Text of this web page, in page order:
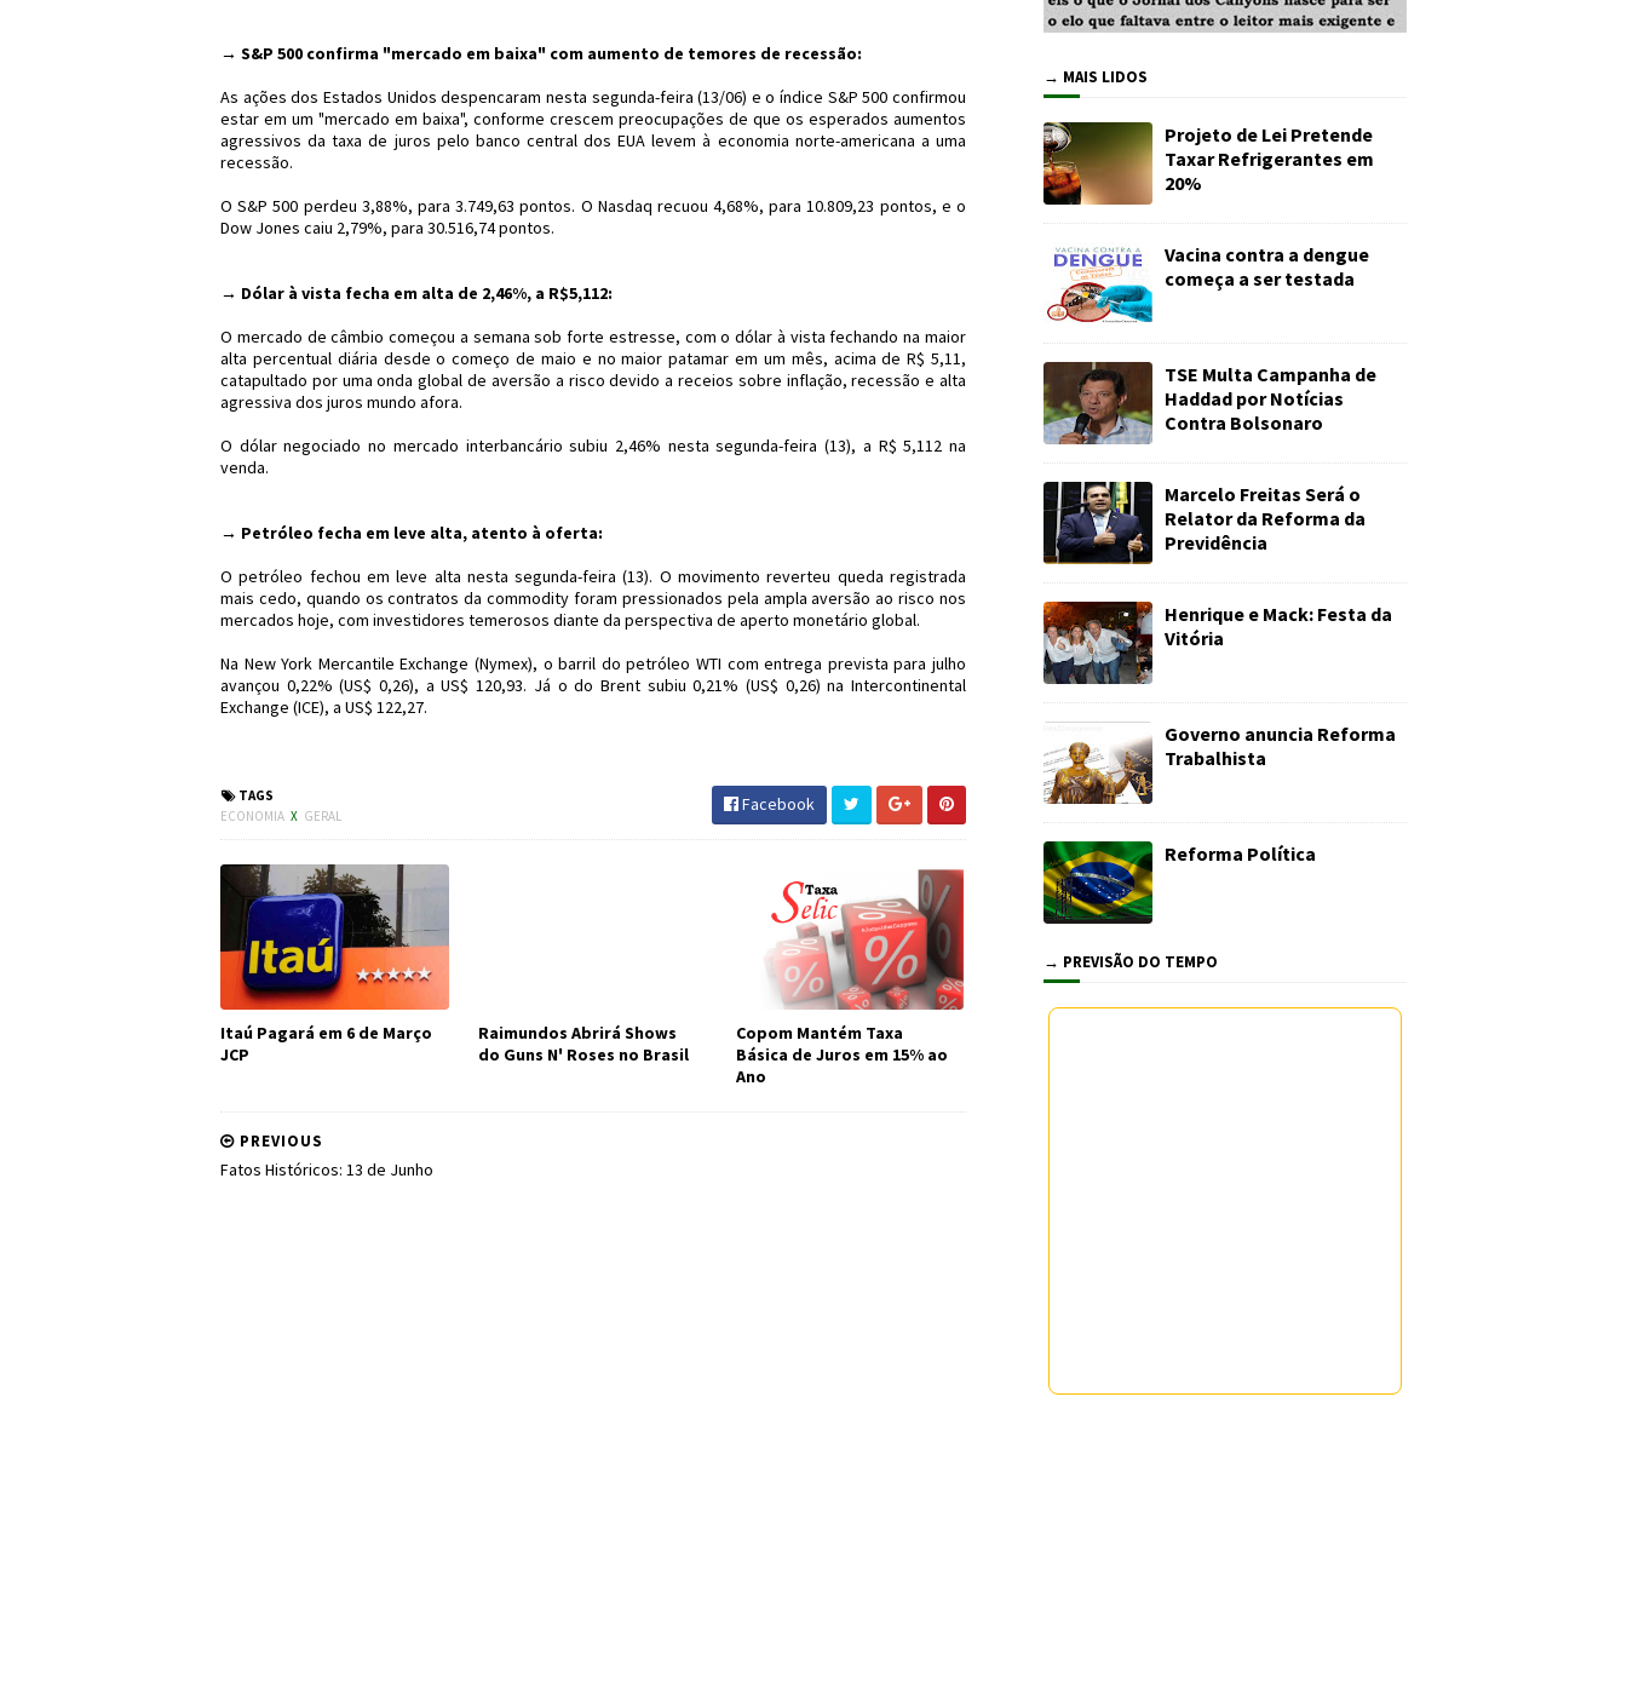
→ S&P 500 confirma "mercado em baixa" com aumento de temores de recessão:
As ações dos Estados Unidos despencaram nesta segunda-feira (13/06) e o índice S&P 500 confirmou
estar em um "mercado em baixa", conforme crescem preocupações de que os esperados aumentos
agressivos da taxa de juros pelo banco central dos EUA levem à economia norte-americana a uma
recessão.
O S&P 500 perdeu 3,88%, para 3.749,63 pontos. O Nasdaq recuou 4,68%, para 10.809,23 pontos, e o
Dow Jones caiu 2,79%, para 30.516,74 pontos.
→ Dólar à vista fecha em alta de 2,46%, a R$5,112:
O mercado de câmbio começou a semana sob forte estresse, com o dólar à vista fechando na maior
alta percentual diária desde o começo de maio e no maior patamar em um mês, acima de R$ 5,11,
catapultado por uma onda global de aversão a risco devido a receios sobre inflação, recessão e alta
agressiva dos juros mundo afora.
O dólar negociado no mercado interbancário subiu 2,46% nesta segunda-feira (13), a R$ 5,112 na
venda.
→ Petróleo fecha em leve alta, atento à oferta:
O petróleo fechou em leve alta nesta segunda-feira (13). O movimento reverteu queda registrada
mais cedo, quando os contratos da commodity foram pressionados pela ampla aversão ao risco nos
mercados hoje, com investidores temerosos diante da perspectiva de aperto monetário global.
Na New York Mercantile Exchange (Nymex), o barril do petróleo WTI com entrega prevista para julho
avançou 0,22% (US$ 0,26), a US$ 120,93. Já o do Brent subiu 0,21% (US$ 0,26) na Intercontinental
Exchange (ICE), a US$ 122,27.
TAGS
ECONOMIA X GERAL
Facebook
Itaú Pagará em 6 de Março
JCP
Raimundos Abrirá Shows
do Guns N' Roses no Brasil
Copom Mantém Taxa
Básica de Juros em 15% ao
Ano
PREVIOUS
Fatos Históricos: 13 de Junho
→ MAIS LIDOS
Projeto de Lei Pretende
Taxar Refrigerantes em
20%
Vacina contra a dengue
começa a ser testada
TSE Multa Campanha de
Haddad por Notícias
Contra Bolsonaro
Marcelo Freitas Será o
Relator da Reforma da
Previdência
Henrique e Mack: Festa da
Vitória
Governo anuncia Reforma
Trabalhista
Reforma Política
→ PREVISÃO DO TEMPO